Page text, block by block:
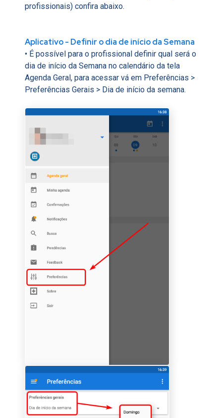
profissionais) confira abaixo.
Aplicativo - Definir o dia de início da Semana
• É possível para o profissional definir qual será o
dia de início da Semana no calendário da tela
Agenda Geral, para acessar vá em Preferências >
Preferências Gerais > Dia de início da semana.